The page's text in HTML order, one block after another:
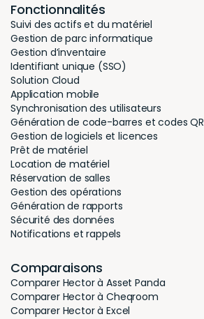
Fonctionnalités
Suivi des actifs et du matériel
Gestion de parc informatique
Gestion d’inventaire
Identifiant unique (SSO)
Solution Cloud
Application mobile
Synchronisation des utilisateurs
Génération de code-barres et codes QR
Gestion de logiciels et licences
Prêt de matériel
Location de matériel
Réservation de salles
Gestion des opérations
Génération de rapports
Sécurité des données
Notifications et rappels
Comparaisons
Comparer Hector à Asset Panda
Comparer Hector à Cheqroom
Comparer Hector à Excel